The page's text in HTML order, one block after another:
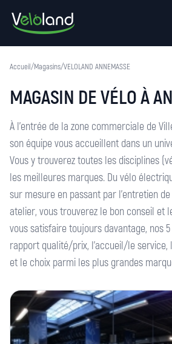
Accueil/Magasins/VELOLAND ANNEMASSE
MAGASIN DE VÉLO À
À l'entrée de la zone commerciale de
son équipe vous accueillent dans un
Vous y trouverez toutes les disciplines
les meilleures marques. Du vélo
sur mesure en passant par l'entretien
atelier, vous trouverez le bon conseil et
vous satisfaire toujours davantage, nos
rapport qualité/prix, l'accueil/le service,
et le choix parmi les plus grandes